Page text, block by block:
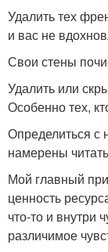
Удалить тех
и вас не
Свои стены
Удалить или
Особенно тех,
Определиться с
намерены
Мой главный
ценность
что-то и внутри
различимое